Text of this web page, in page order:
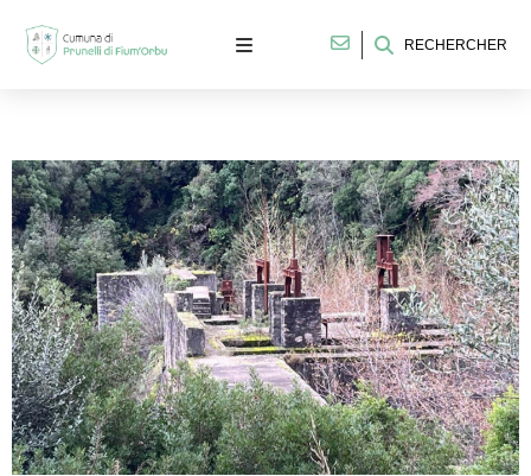
RECHERCHER